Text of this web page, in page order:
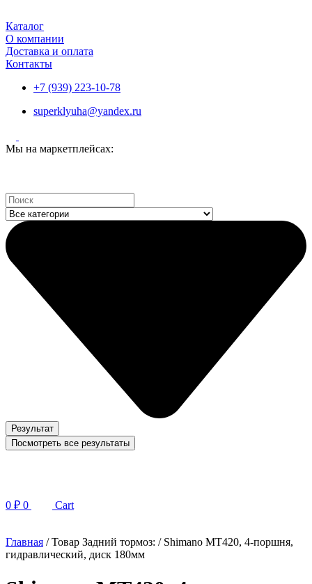
Каталог
О компании
Доставка и оплата
Контакты
+7 (939) 223-10-78
superklyuha@yandex.ru
Мы на маркетплейсах:
Search
...
Результат
Посмотреть все результаты
0 ₽ 0 Cart
Главная / Товар Задний тормоз: / Shimano MT420, 4-поршня,
гидравлический, диск 180мм